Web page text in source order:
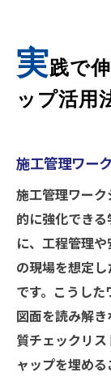
現場
を探る
施工
現場力を
体験
磨く
施工
ムの
施工
の選
現場
用法
実践で
ップ活用
施工管理ワー
施工管理ワー
的に強化でき
に、工程管理
の現場を想定
です。こうした
図面を読み解
質チェックリ
ャップを埋める